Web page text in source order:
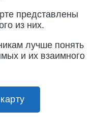
представлены
из них.
лучше понять
и их взаимного